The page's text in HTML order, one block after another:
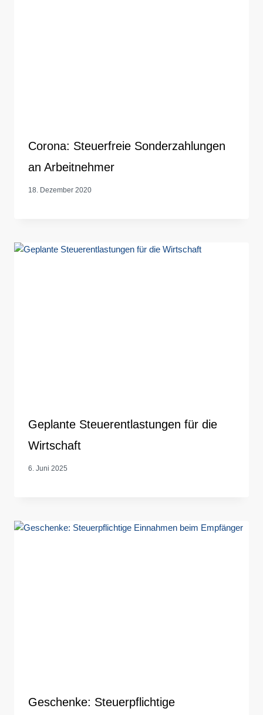
Corona: Steuerfreie Sonderzahlungen
an Arbeitnehmer
18. Dezember 2020
Geplante Steuerentlastungen für die
Wirtschaft
6. Juni 2025
Geschenke: Steuerpflichtige